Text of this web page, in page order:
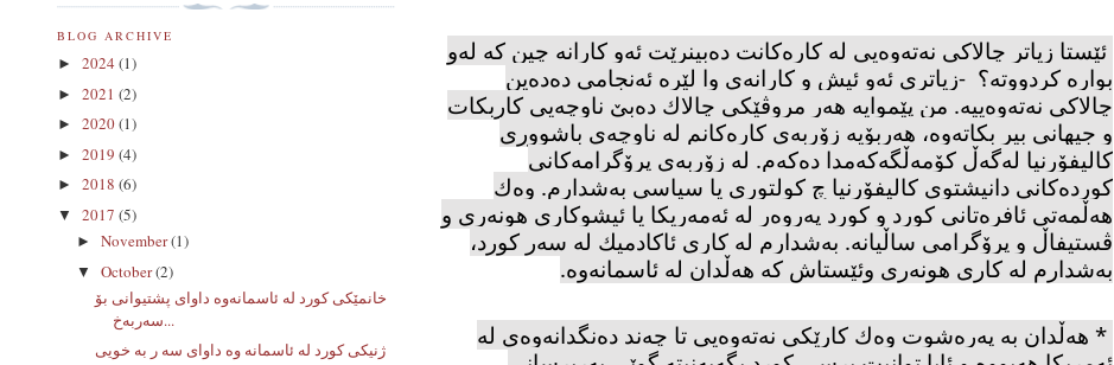
ئێستا زیاتر چالاكی نەتەوەیی لە كارەكانت دەبینرێت ئەو كارانە چین كە لەو
بوارە كردووتە؟ -زیاتری ئەو ئیش و كارانەی وا لێرە ئەنجامی دەدەین
چالاكی نەتەوەییە. من پێموایە هەر مروڤێكی چالاك دەبێ ناوچەیی كاربكات
و جیهانی بیر بكاتەوە، هەربۆیە زۆربەی كارەكانم لە ناوچەی باشووری
كالیفۆرنیا لەگەڵ كۆمەڵگەكەمدا دەكەم. لە زۆربەی پرۆگرامەكانی
كوردەكانی دانیشتوی كالیفۆرنیا چ كولتوری یا سیاسی بەشدارم. وەك
هەڵمەتی ئافرەتانی كورد و كورد پەروەر لە ئەمەریكا یا ئیشوكاری هونەری و
ڤستیفاڵ و پرۆگرامی ساڵیانە. بەشدارم لە كاری ئاكادمیك لە سەر كورد،
بەشدارم لە كاری هونەری وئێستاش كە هەڵدان لە ئاسمانەوە.
* هەڵدان بە پەرەشوت وەك كارێكی نەتەوەیی تا چەند دەنگدانەوەی لە
BLOG ARCHIVE
► 2024 (1)
► 2021 (2)
► 2020(1)
► 2019 (4)
► 2018 (6)
▼ 2017 (5)
► November(1)
▼ October(2)
خانمێكی كورد لە ئاسمانەوە داوای پشتیوانی بۆ
سەربەخ...
ژنیکی کورد له ئاسمانه وه داوای سه ر به خویی